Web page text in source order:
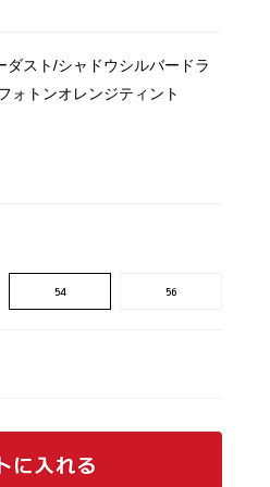
ダスト/シャドウシルバードラ
ォトンオレンジティント
54 56